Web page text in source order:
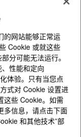
Sealant?
的网站能够正常运
Cookie 或就这些
分可能无法运行。
性能和定向
体验。只有当您点
式对 Cookie 设置进
这些 Cookie。如需
多信息，请点击下面
和其他技术”部